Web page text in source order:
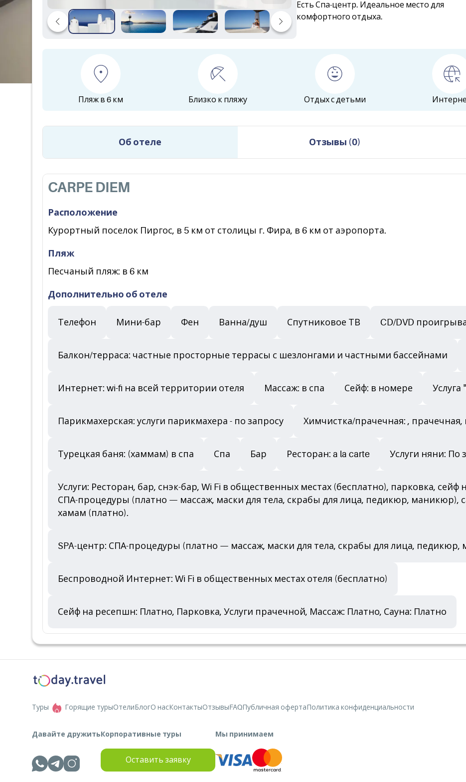
Есть Спа-центр. Идеальное место для
комфортного отдыха.
Пляж в 6 км Близко к пляжу Отдых с детьми
Об отеле Отзывы (0)
CARPE DIEM
Расположение
Курортный поселок Пиргос, в 5 км от столицы г. Фира, в 6 км от аэропорта.
Пляж
Песчаный пляж: в 6 км
Дополнительно об отеле
Телефон Мини-бар Фен Ванна/душ Спутниковое ТВ CD/DVD
Балкон/терраса: частные просторные террасы с шезлонгами и частными бассейнами
Интернет: wi-fi на всей территории отеля Массаж: в спа Сейф: в номере Услуга
Парикмахерская: услуги парикмахера - по запросу Химчистка/прачечная: , прачечная,
Турецкая баня: (хаммам) в спа Спа Бар Ресторан: a la carte Услуги няни: По
Услуги: Ресторан, бар, снэк-бар, Wi Fi в общественных местах (бесплатно), парковка,
СПА-процедуры (платно — массаж, маски для тела, скрабы для лица, педикюр, маникюр),
хамам (платно).
SPA-центр: СПА-процедуры (платно — массаж, маски для тела, скрабы для лица, педикюр,
Беспроводной Интернет: Wi Fi в общественных местах отеля (бесплатно)
Сейф на ресепшн: Платно, Парковка, Услуги прачечной, Массаж: Платно, Сауна: Платно
Туры Горящие турыОтелиБлогО насКонтактыОтзывыFAQПубличная офертаПолитика конфиденциальности
Давайте дружитьКорпоративные туры
Оставить заявку
Мы принимаем